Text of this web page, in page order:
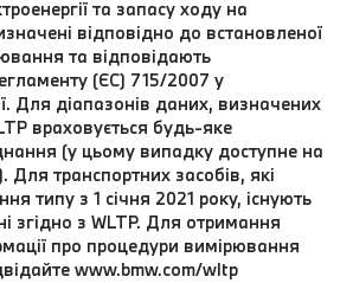
та запасу ходу на
відповідно до встановленої
та відповідають
(ЄС) 715/2007 у
Для діапазонів даних, визначених
враховується будь-яке
(у цьому випадку доступне на
Для транспортних засобів, які
типу з 1 січня 2021 року, існують
згідно з WLTP. Для отримання
про процедури вимірювання
www.bmw.com/wltp